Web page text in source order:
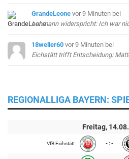
GrandeLeone vor 9 Minuten bei
Lehmann widerspricht: Ich war
18weller60 vor 9 Minuten bei
Eichstätt trifft Entscheidung:
REGIONALLIGA BAYERN:
Freitag,
VfB Eichstätt - : -